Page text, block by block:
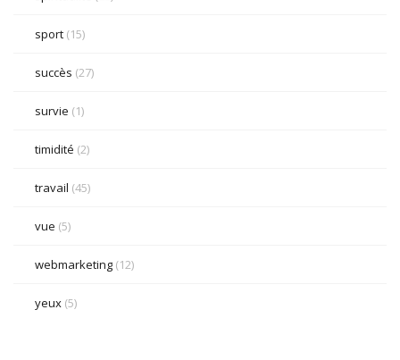
sport (15)
succès (27)
survie (1)
timidité (2)
travail (45)
vue (5)
webmarketing (12)
yeux (5)